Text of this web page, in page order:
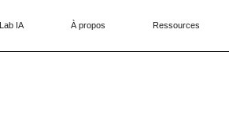
Lab IA À propos Ressources